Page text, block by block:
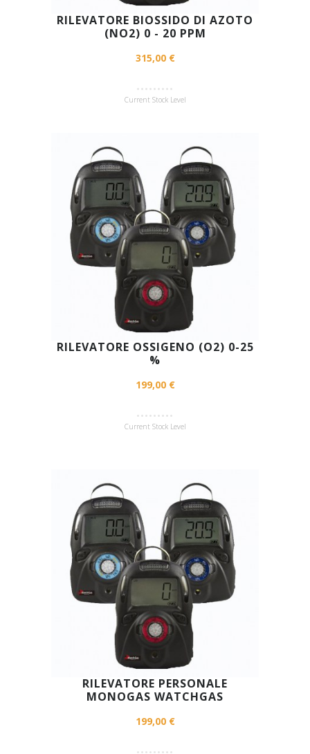
RILEVATORE BIOSSIDO DI AZOTO
(NO2) 0 - 20 PPM
315,00 €
Current Stock Level
RILEVATORE OSSIGENO (O2) 0-25
%
199,00 €
Current Stock Level
RILEVATORE PERSONALE
MONOGAS WATCHGAS
199,00 €